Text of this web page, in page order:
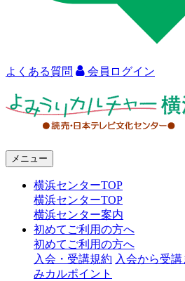
よくある質問 会員ログイン
メニュー
横浜センターTOP
横浜センターTOP
横浜センター案内
初めてご利用の方へ
初めてご利用の方へ
入会・受講規約 入会から受講
みカルポイント